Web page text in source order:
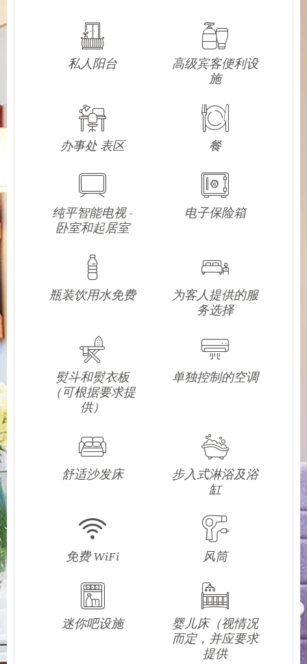
私人阳台
高级宾客便利设
施
办事处 表区 餐
纯平智能电视 -
卧室和起居室
电子保险箱
瓶装饮用水免费
为客人提供的服
务选择
熨斗和熨衣板
（可根据要求提
供）
单独控制的空调
舒适沙发床
步入式淋浴及浴
缸
免费 WiFi 风筒
迷你吧设施
婴儿床（视情况
而定，并应要求
提供